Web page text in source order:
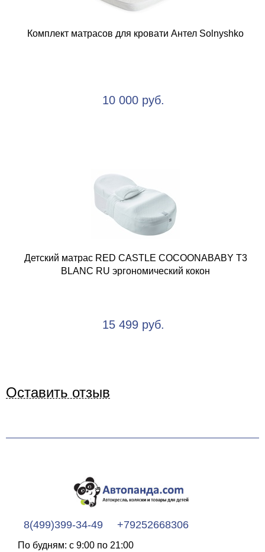
Комплект матрасов для кровати Антел Solnyshko
10 000 руб.
Детский матрас RED CASTLE COCOONABABY T3
BLANC RU эргономический кокон
15 499 руб.
Оставить отзыв
8(499)399-34-49 +79252668306
По будням: с 9:00 по 21:00